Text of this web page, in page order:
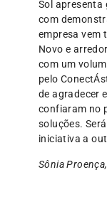
Sol apresenta
com
empresa vem
Novo e
com um
pelo
de agradecer
confiaram no
soluções.
iniciativa a
Sônia